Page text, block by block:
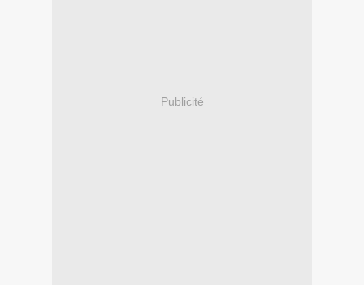
Publicité